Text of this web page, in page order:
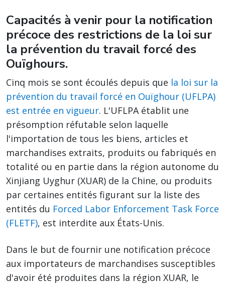
Capacités à venir pour la notification
précoce des restrictions de la loi sur
la prévention du travail forcé des
Ouïghours.
Cinq mois se sont écoulés depuis que la loi sur la
prévention du travail forcé en Ouïghour (UFLPA)
est entrée en vigueur. L'UFLPA établit une
présomption réfutable selon laquelle
l'importation de tous les biens, articles et
marchandises extraits, produits ou fabriqués en
totalité ou en partie dans la région autonome du
Xinjiang Uyghur (XUAR) de la Chine, ou produits
par certaines entités figurant sur la liste des
entités du Forced Labor Enforcement Task Force
(FLETF), est interdite aux États-Unis.
Dans le but de fournir une notification précoce
aux importateurs de marchandises susceptibles
d'avoir été produites dans la région XUAR, le